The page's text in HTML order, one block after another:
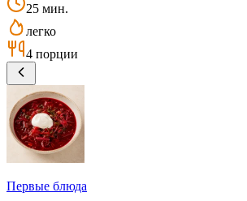
25 мин.
легко
4 порции
Первые блюда